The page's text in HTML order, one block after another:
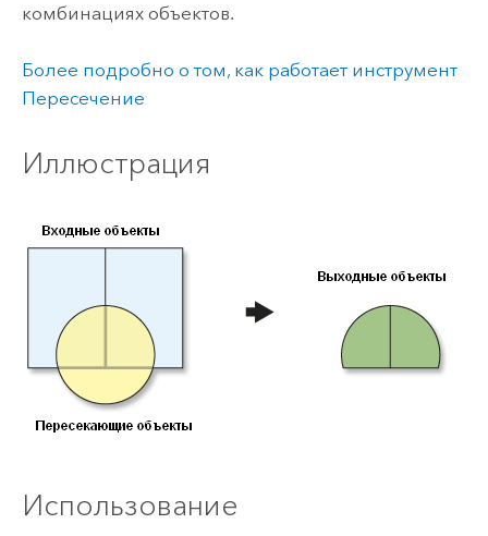
комбинациях объектов.
Более подробно о том, как работает инструмент
Пересечение
Иллюстрация
Использование